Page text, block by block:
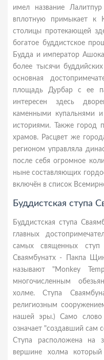
имел название
вплотную примыкает к
столицы протекающей
богатое буддистское
Будда и император
более тысячи
основная
площадь Дурбар с ее
интересен здесь
каменными купальнями
историями. Также город
храмов. Расцвет же
регионом управляла
после себя огромное
ныне составляющих
включён в список
Буддистская ступа
Буддистская ступа
главных
самых священных
Сваямбунатх - Пакпа
называют "Monkey
многочисленным
холме. Ступа
религиозным
нашей эры.) Само слово
означает "создавший сам
Ступа расположена на
вершине холма